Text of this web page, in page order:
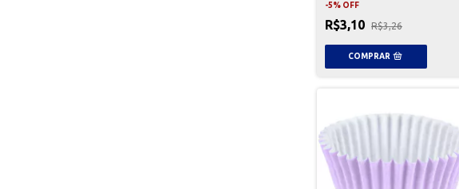
-5% OFF
R$3,10 R$3,26